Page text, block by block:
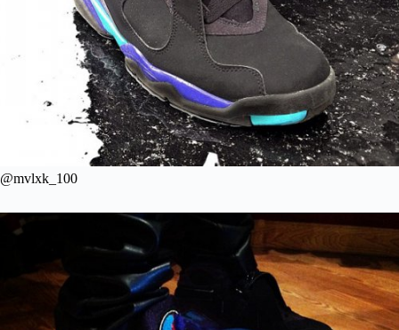
@mvlxk_100